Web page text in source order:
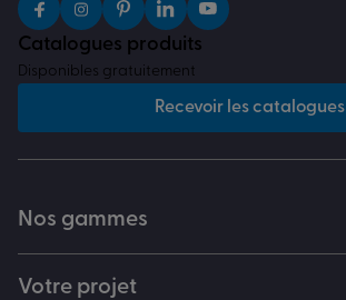
Catalogues produits
Disponibles gratuitement
Recevoir les catalogues
Nos gammes
Votre projet